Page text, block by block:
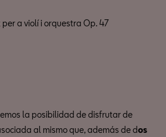
per a violí i orquestra Op. 47
la posibilidad de disfrutar de
al mismo que, además de dos